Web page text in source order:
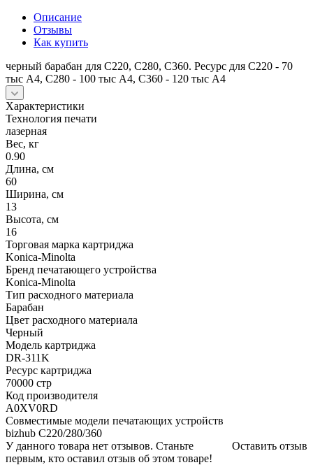
Описание
Отзывы
Как купить
черный барабан для С220, С280, С360. Ресурс для С220 - 70
тыс А4, С280 - 100 тыс А4, С360 - 120 тыс А4
Характеристики
Технология печати
лазерная
Вес, кг
0.90
Длина, см
60
Ширина, см
13
Высота, см
16
Торговая марка картриджа
Konica-Minolta
Бренд печатающего устройства
Konica-Minolta
Тип расходного материала
Барабан
Цвет расходного материала
Черный
Модель картриджа
DR-311K
Ресурс картриджа
70000 стр
Код производителя
A0XV0RD
Совместимые модели печатающих устройств
bizhub C220/280/360
Оставить отзыв
У данного товара нет отзывов. Станьте
первым, кто оставил отзыв об этом товаре!